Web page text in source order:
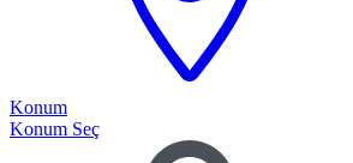
Konum
Konum Seç